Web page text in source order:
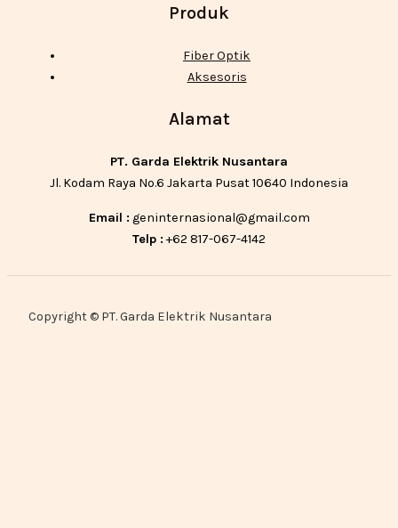
Produk
Fiber Optik
Aksesoris
Alamat
PT. Garda Elektrik Nusantara
Jl. Kodam Raya No.6 Jakarta Pusat 10640 Indonesia
Email : geninternasional@gmail.com
Telp :+62 817-067-4142
Copyright © PT. Garda Elektrik Nusantara